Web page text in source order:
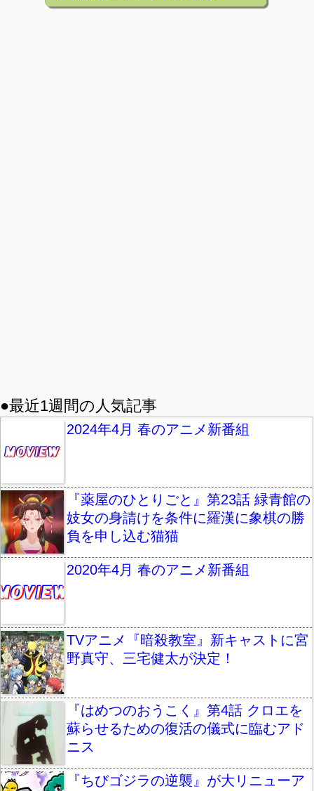
●最近1週間の人気記事
2024年4月 春のアニメ新番組
『薬屋のひとりごと』第23話 緑青館の
妓女の身請けを条件に羅漢に象棋の勝
負を申し込む猫猫
2020年4月 春のアニメ新番組
TVアニメ『暗殺教室』新キャストに宮
野真守、三宅健太が決定！
『はめつのおうこく』第4話 クロエを
蘇らせるための復活の儀式に臨むアド
ニス
『ちびゴジラの逆襲』が大リニューア